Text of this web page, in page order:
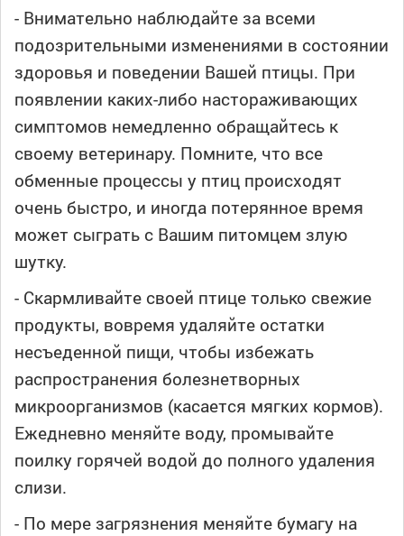
- Внимательно наблюдайте за всеми
подозрительными изменениями в состоянии
здоровья и поведении Вашей птицы. При
появлении каких-либо настораживающих
симптомов немедленно обращайтесь к
своему ветеринару. Помните, что все
обменные процессы у птиц происходят
очень быстро, и иногда потерянное время
может сыграть с Вашим питомцем злую
шутку.
- Скармливайте своей птице только свежие
продукты, вовремя удаляйте остатки
несъеденной пищи, чтобы избежать
распространения болезнетворных
микроорганизмов (касается мягких кормов).
Ежедневно меняйте воду, промывайте
поилку горячей водой до полного удаления
слизи.
- По мере загрязнения меняйте бумагу на